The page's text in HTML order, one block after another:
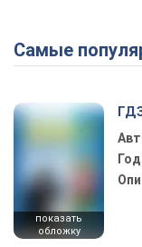
Самые
показать
обложку